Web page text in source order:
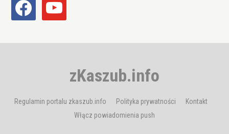
facebook youtube
zKaszub.info
Regulamin portalu zkaszub.info Polityka prywatności
Kontakt
Włącz powiadomienia push